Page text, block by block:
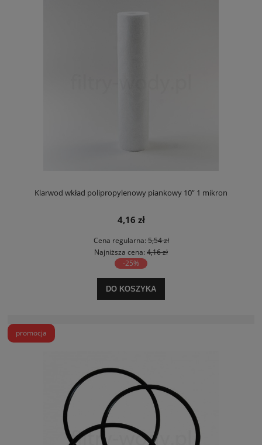
Klarwod wkład polipropylenowy piankowy 10” 1 mikron
4,16 zł
Cena regularna:5,54 zł
Najniższa cena: 4,16 zł
-25%
DO KOSZYKA
promocja